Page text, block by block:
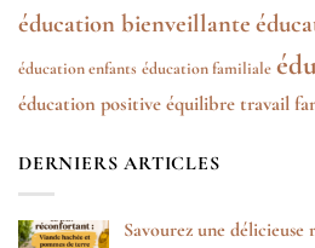
éducation bienveillante
éducation enfants éducation familiale
éducation positive équilibre travail
DERNIERS ARTICLES
Savourez une délicieuse